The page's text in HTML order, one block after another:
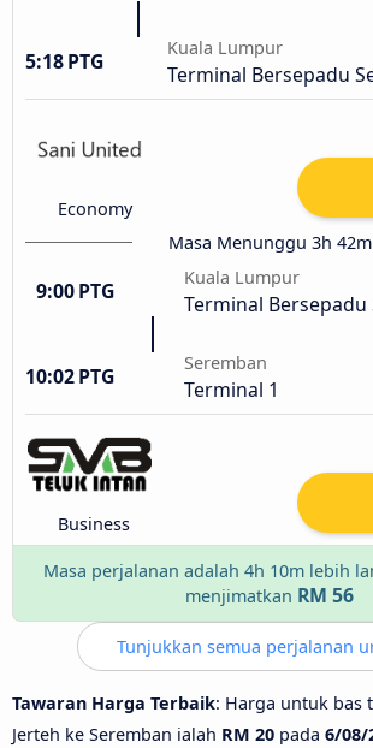
5:18 PTG
Kuala Lumpur
Terminal Bersepadu
Economy
Masa Menunggu 3h 42m
9:00 PTG
Kuala Lumpur
Terminal Bersepadu
10:02 PTG
Seremban
Terminal 1
Business
Masa perjalanan adalah 4h 10m lebih
menjimatkan RM 56
Tunjukkan semua perjalanan
Tawaran Harga Terbaik: Harga untuk bas
Jerteh ke Seremban ialah RM 20 pada 6/08/